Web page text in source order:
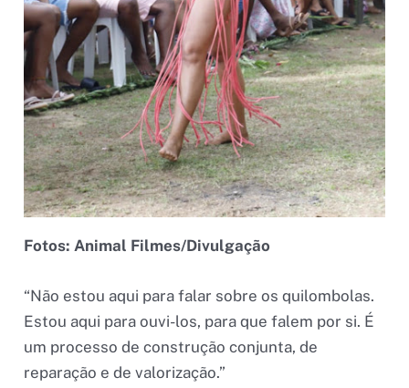
Fotos: Animal Filmes/Divulgação
“Não estou aqui para falar sobre os quilombolas.
Estou aqui para ouvi-los, para que falem por si. É
um processo de construção conjunta, de
reparação e de valorização.”